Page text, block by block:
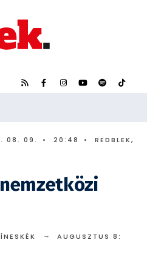
08. 09. • 20:48 • REDBLEK,
AUGUSZTUS 8: